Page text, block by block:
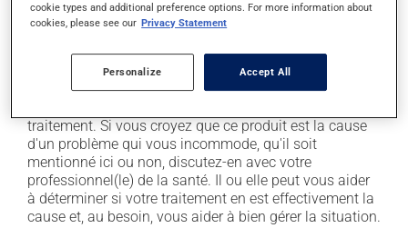
il peut causer une fatigue inhabituelle;
la journée, soyez prudent avant de savoir comment
vous réagissez.
traitement. Si vous croyez que ce produit est la cause
d'un problème qui vous incommode, qu'il soit
mentionné ici ou non, discutez-en avec votre
professionnel(le) de la santé. Il ou elle peut vous aider
à déterminer si votre traitement en est effectivement la
cause et, au besoin, vous aider à bien gérer la situation.
cookie types and additional preference options. For more information about
cookies, please see our Privacy Statement
Personalize Accept All